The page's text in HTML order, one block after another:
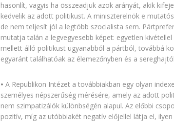
hasonlít, vagyis ha összeadjuk azok arányát, akik
kedvelik az adott politikust. A miniszterelnök e
de nem teljesít jól a legtöbb szocialista sem.
mutatja talán a legvegyesebb képet: egyetlen
mellett álló politikust ugyanabból a pártból, továbbá
egyaránt találhatóak az élemezőnyben és a
• A Republikon Intézet a továbbiakban egy olyan
személyes népszerűség mérésére, amely az adott
nem szimpatizálók különbségén alapul. Az előbbi
pozitív, míg az utóbbiakét negatív előjellel látja el,